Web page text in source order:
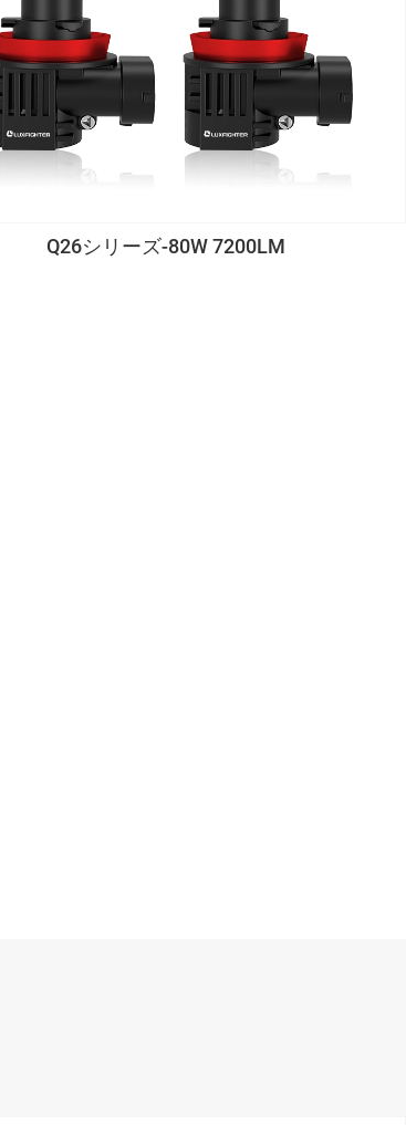
Q26シリーズ-80W 7200LM